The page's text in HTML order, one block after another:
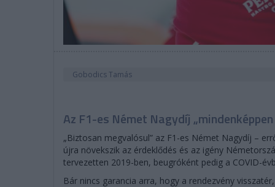
Gobodics Tamás
Az F1-es Német Nagydíj
„Biztosan megvalósul” az F1-es Német Nagydíj –
újra növekszik az érdeklődés és az igény
tervezetten 2019-ben, beugróként pedig a COVID-
Bár nincs garancia arra, hogy a rendezvény